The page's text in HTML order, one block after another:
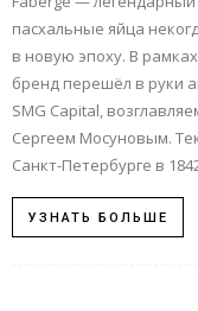
пасхальные яйца
в новую эпоху. В
бренд перешёл в руки
SMG Capital,
Сергеем Мосуновым.
Санкт-Петербурге в
УЗНАТЬ БОЛЬШЕ